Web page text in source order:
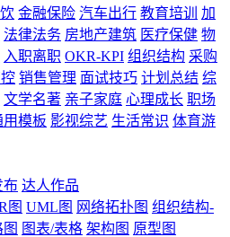
金融保险 汽车出行 教育培训
加
法律法务 房地产建筑 医疗保健 物
入职离职 OKR-KPI 组织结构 采购
销售管理 面试技巧 计划总结 综
文学名著 亲子家庭 心理成长 职场
用模板 影视综艺 生活常识 体育游
布 达人作品
图 UML图 网络拓扑图 组织结构-
图表/表格 架构图 原型图